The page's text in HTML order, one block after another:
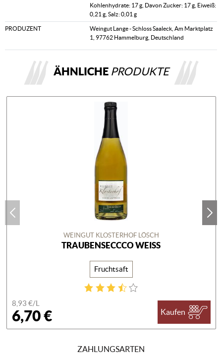
Kohlenhydrate: 17 g, Davon Zucker: 17 g, Eiweiß:
0,21 g, Salz: 0,01 g
PRODUZENT
Weingut Lange - Schloss Saaleck, Am Marktplatz
1, 97762 Hammelburg, Deutschland
ÄHNLICHE PRODUKTE
WEINGUT KLOSTERHOF LÖSCH
TRAUBENSECCCO WEISS
Fruchtsaft
8,93 €/L
6,70 € Kaufen
ZAHLUNGSARTEN